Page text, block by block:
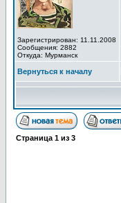
Зарегистрирован: 11.11.2008
Сообщения: 2882
Откуда: Мурманск
Вернуться к началу
Страница 1 из 3